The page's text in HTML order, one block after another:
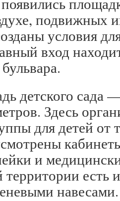
подвижных
условия
вход
детского сада
Здесь
для детей от
и
есть
навесами.